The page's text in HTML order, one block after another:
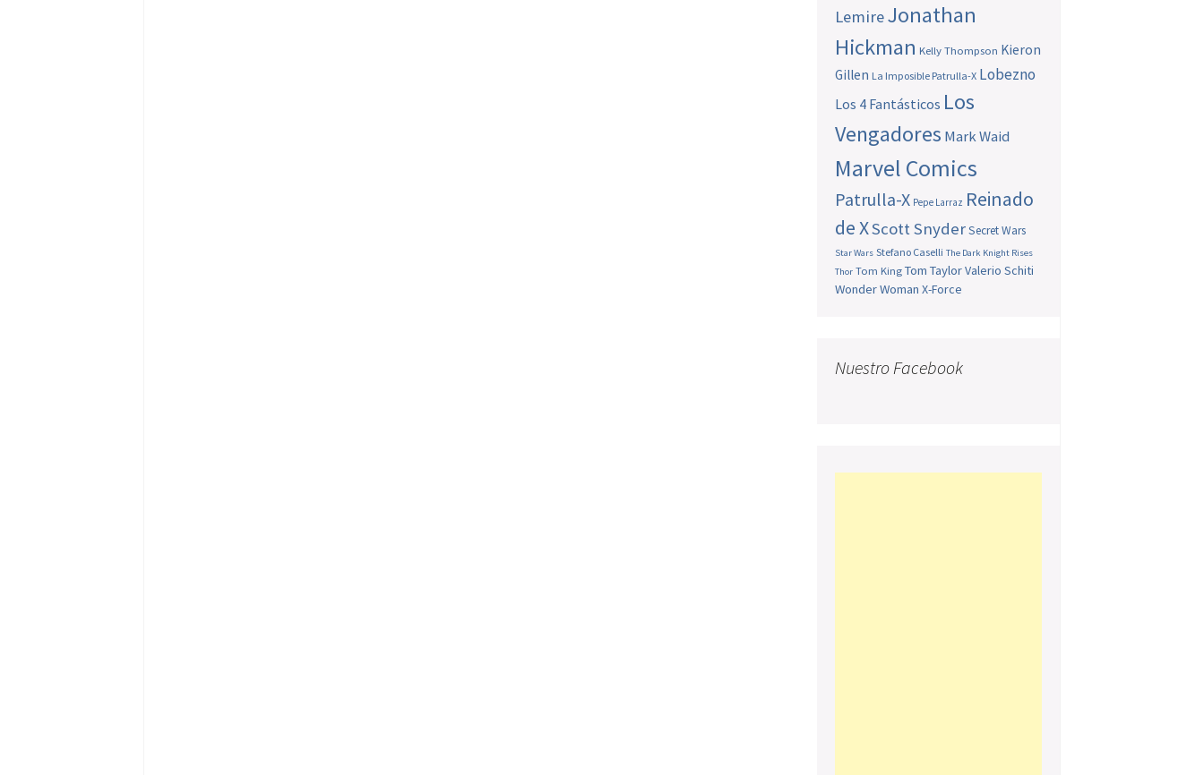
LemireJonathan
Hickman Kelly Thompson Kieron
Gillen La Imposible Patrulla-X Lobezno
Los 4 Fantásticos Los
Vengadores Mark Waid
Marvel Comics
Patrulla-X Pepe Larraz Reinado
de XScott SnyderSecret Wars
Star Wars Stefano Caselli The Dark Knight Rises
Thor Tom King Tom TaylorValerio Schiti
Wonder Woman X-Force
Nuestro Facebook